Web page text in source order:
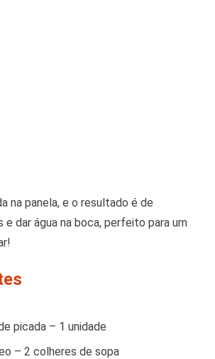
na panela, e o resultado é de
e dar água na boca, perfeito para um
picada – 1 unidade
– 2 colheres de sopa